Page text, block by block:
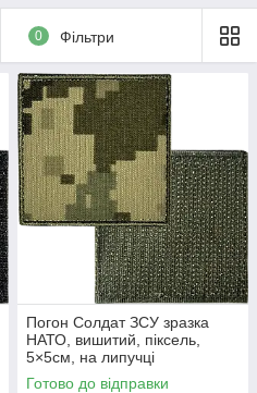
0 Фільтри
Погон Солдат ЗСУ зразка
НАТО, вишитий, піксель,
5×5см, на липучці
Готово до відправки